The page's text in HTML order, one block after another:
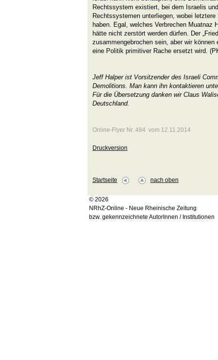
Rechtssystem existiert, bei dem Israelis
Rechtssystemen unterliegen, wobei
haben. Egal, welches Verbrechen Muatnaz
hätte nicht zerstört werden dürfen. Der
zusammengebrochen sein, aber wir
eine Politik primitiver Rache ersetzt wird.
Jeff Halper ist Vorsitzender des Israeli
Demolitions. Man kann ihn kontaktieren
Für die Übersetzung danken wir Claus
Deutschland.
Online-Flyer Nr. 484 vom 12.11.2014
Druckversion
Startseite nach oben
© 2026
NRhZ-Online - Neue Rheinische Zeitung
bzw. gekennzeichnete AutorInnen / Institutionen